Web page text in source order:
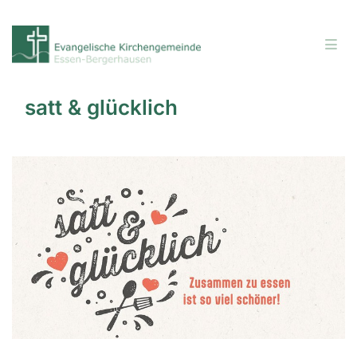
satt & glücklich